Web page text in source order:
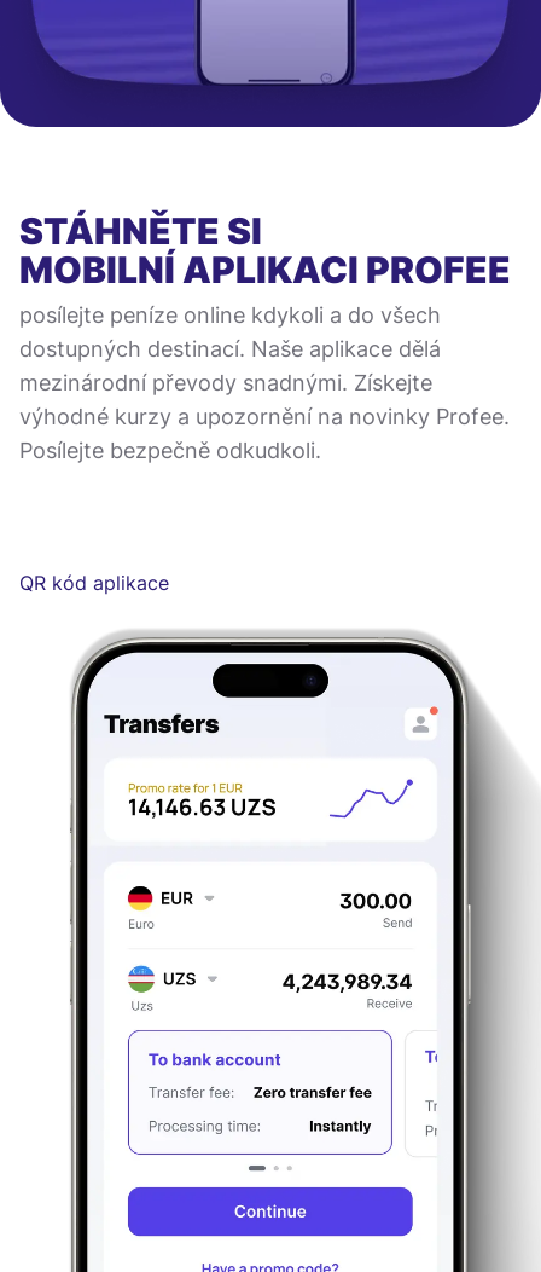
STÁHNĚTE SI
MOBILNÍ APLIKACI PROFEE
posílejte peníze online kdykoli a do všech
dostupných destinací. Naše aplikace dělá
mezinárodní převody snadnými. Získejte
výhodné kurzy a upozornění na novinky Profee.
Posílejte bezpečně odkudkoli.
QR kód aplikace